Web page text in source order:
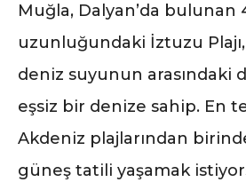
Muğla, Dalyan’da bulunan
uzunluğundaki İztuzu
deniz suyunun arasındaki
eşsiz bir denize sahip. En
Akdeniz plajlarından
güneş tatili yaşamak